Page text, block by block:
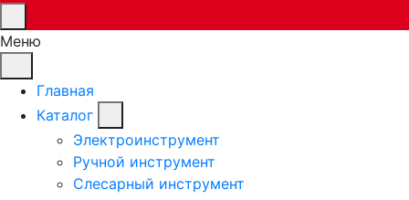
Меню
Главная
Каталог
Электроинструмент
Ручной инструмент
Слесарный инструмент